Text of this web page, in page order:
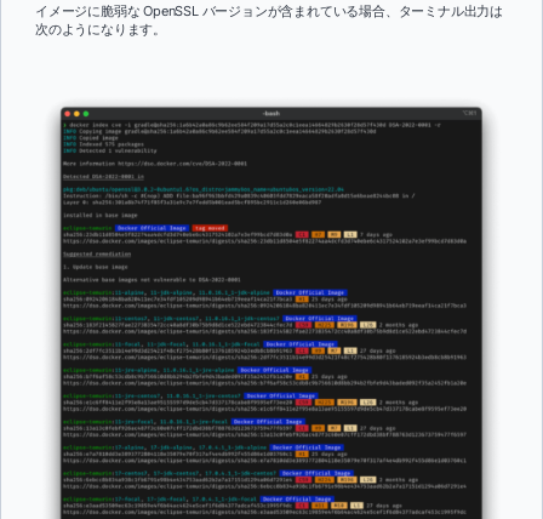
イメージに脆弱な OpenSSL バージョンが含まれている場合、ターミナル出力は
次のようになります。